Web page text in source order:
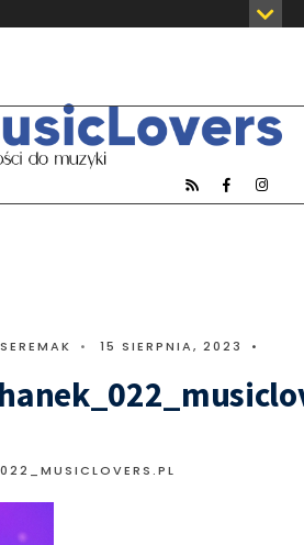
• 15 SIERPNIA, 2023
•